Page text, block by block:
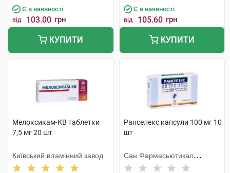
Є в наявності
від 103.00 грн
КУПИТИ
Є в наявності
від 105.60 грн
КУПИТИ
Мелоксикам-КВ таблетки
7,5 мг 20 шт
Київський вітамінний завод
Ранселекс капсули 100 мг 10
шт
Сан Фармасьютикал
Індастріз